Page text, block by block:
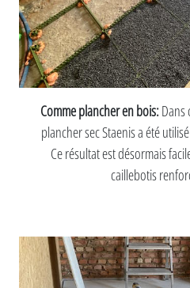
Comme plancher en bois:Dans
plancher sec Staenis a été
Ce résultat est désormais
caillebotis